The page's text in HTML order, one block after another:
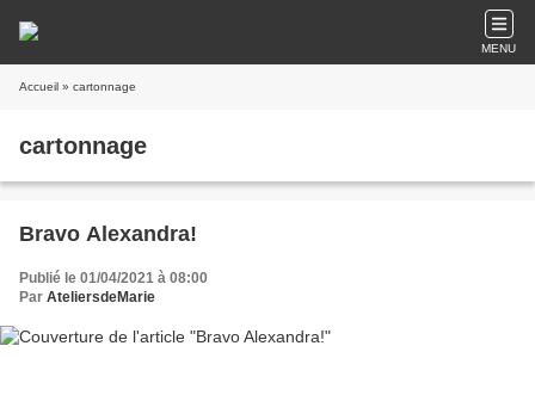
MENU
Accueil » cartonnage
cartonnage
Bravo Alexandra!
Publié le 01/04/2021 à 08:00
Par AteliersdeMarie